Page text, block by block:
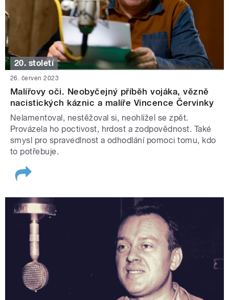
20. století
26. červen 2023
Malířovy oči. Neobyčejný příběh vojáka, vězně
nacistických káznic a malíře Vincence Červinky
Nelamentoval, nestěžoval si, neohlížel se zpět.
Provázela ho poctivost, hrdost a zodpovědnost. Také
smysl pro spravedlnost a odhodlání pomoci tomu, kdo
to potřebuje.